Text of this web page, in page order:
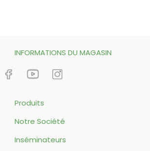
INFORMATIONS DU MAGASIN
Produits
Notre Société
Inséminateurs